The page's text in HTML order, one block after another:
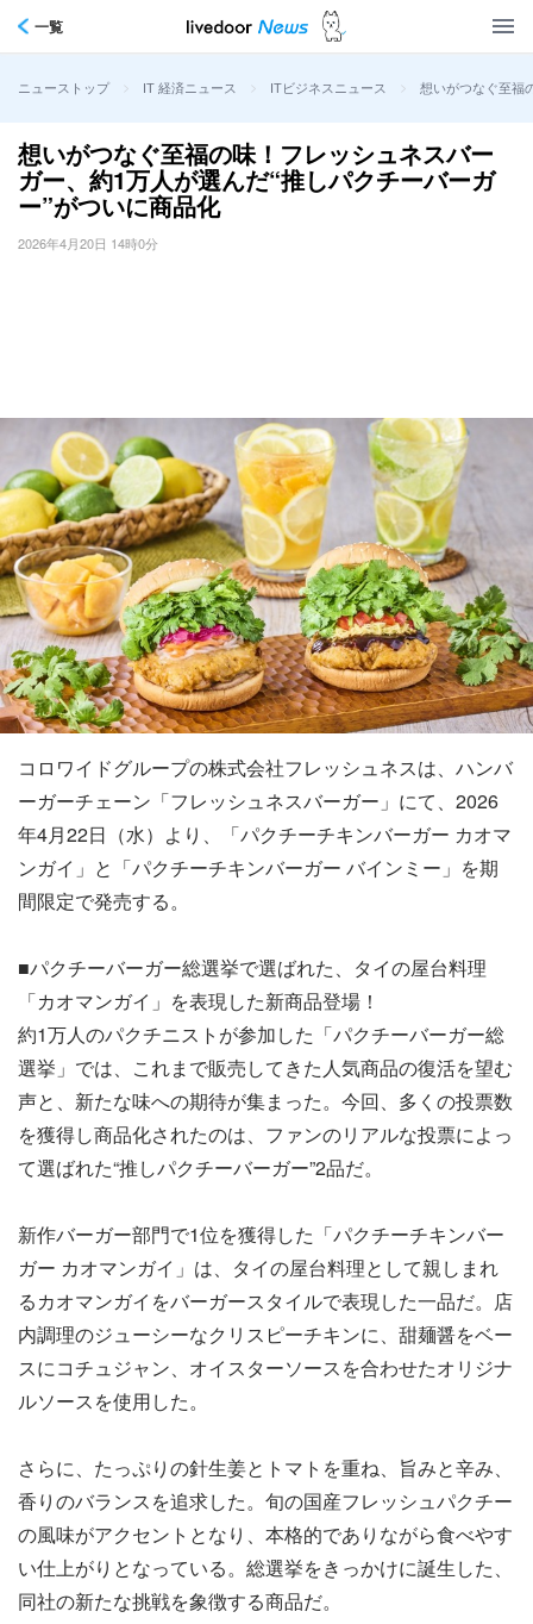
一覧
ニューストップ > IT 経済ニュース > ITビジネスニュース > 想いがつなぐ至福
想いがつなぐ至福の味！フレッシュネスバー
ガー、約1万人が選んだ“推しパクチーバーガ
ー”がついに商品化
2026年4月20日 14時0分
コロワイドグループの株式会社フレッシュネスは、ハンバ
ーガーチェーン「フレッシュネスバーガー」にて、2026
年4月22日（水）より、「パクチーチキンバーガー カオマ
ンガイ」と「パクチーチキンバーガー バインミー」を期
間限定で発売する。
■パクチーバーガー総選挙で選ばれた、タイの屋台料理
「カオマンガイ」を表現した新商品登場！
約1万人のパクチニストが参加した「パクチーバーガー総
選挙」では、これまで販売してきた人気商品の復活を望む
声と、新たな味への期待が集まった。今回、多くの投票数
を獲得し商品化されたのは、ファンのリアルな投票によっ
て選ばれた“推しパクチーバーガー”2品だ。
新作バーガー部門で1位を獲得した「パクチーチキンバー
ガー カオマンガイ」は、タイの屋台料理として親しまれ
るカオマンガイをバーガースタイルで表現した一品だ。店
内調理のジューシーなクリスピーチキンに、甜麺醤をベー
スにコチュジャン、オイスターソースを合わせたオリジナ
ルソースを使用した。
さらに、たっぷりの針生姜とトマトを重ね、旨みと辛み、
香りのバランスを追求した。旬の国産フレッシュパクチー
の風味がアクセントとなり、本格的でありながら食べやす
い仕上がりとなっている。総選挙をきっかけに誕生した、
同社の新たな挑戦を象徴する商品だ。